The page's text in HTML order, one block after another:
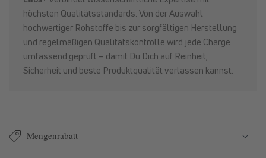
höchsten Qualitätsstandards. Von der Auswahl
hochwertiger Rohstoffe bis zur sorgfältigen Herstellung
und regelmäßigen Qualitätskontrolle wird jede Charge
umfassend geprüft – damit Du Dich auf Reinheit,
Sicherheit und beste Produktqualität verlassen kannst.
Mengenrabatt